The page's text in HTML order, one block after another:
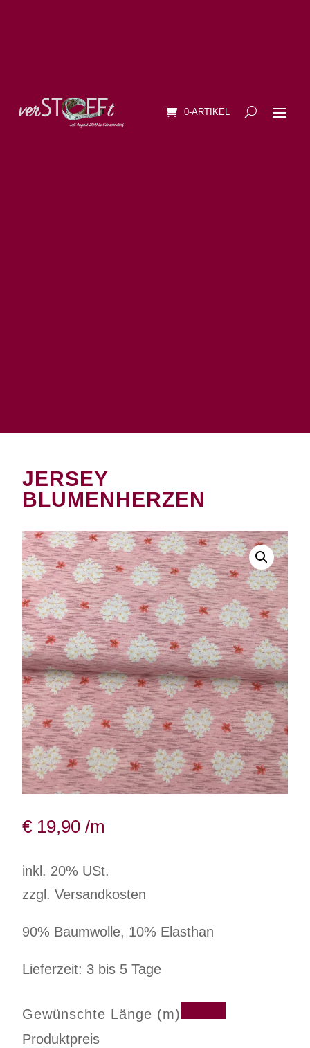
0-ARTIKEL
JERSEY
BLUMENHERZEN
€ 19,90 /m
inkl. 20% USt.
zzgl. Versandkosten
90% Baumwolle, 10% Elasthan
Lieferzeit: 3 bis 5 Tage
Gewünschte Länge (m)
Produktpreis